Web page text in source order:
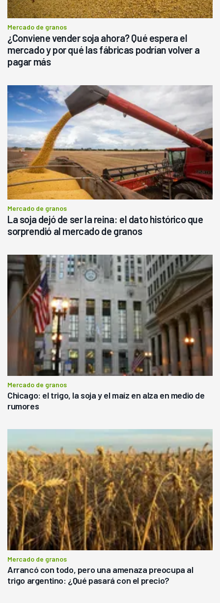
Mercado de granos
¿Conviene vender soja ahora? Qué espera el
mercado y por qué las fábricas podrían volver a
pagar más
Mercado de granos
La soja dejó de ser la reina: el dato histórico que
sorprendió al mercado de granos
Mercado de granos
Chicago: el trigo, la soja y el maíz en alza en medio de
rumores
Mercado de granos
Arrancó con todo, pero una amenaza preocupa al
trigo argentino: ¿Qué pasará con el precio?